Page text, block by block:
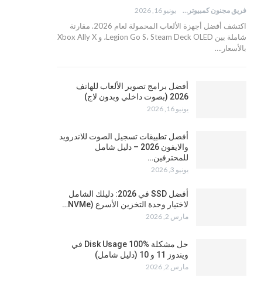
فريق مجنون كمبيوتر يونيو 16, 2026
اكتشف أفضل أجهزة الألعاب المحمولة لعام 2026. مقارنة
شاملة بين Legion Go S، Steam Deck OLED، و Xbox Ally X
بالأسعار.…
أفضل برامج تصوير الألعاب للهاتف
2026 (بصوت داخلي وبدون لاج)
يونيو 16, 2026
أفضل تطبيقات تسجيل الصوت للاندرويد
والايفون 2026 – دليل شامل
للمحترفين…
يونيو 3, 2026
أفضل SSD في 2026: دليلك الشامل
لاختيار وحدة التخزين الأسرع (NVMe…
مارس 2, 2026
حل مشكلة Disk Usage 100% في
ويندوز 11 و 10 (دليل شامل)
مارس 2, 2026